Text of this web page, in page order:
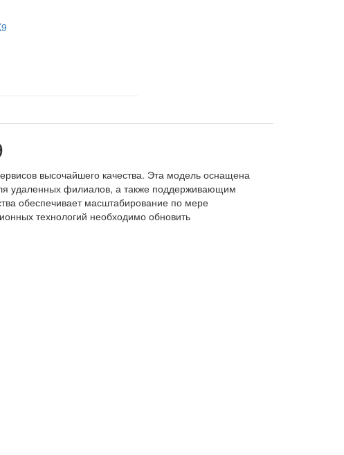
высочайшего качества. Эта модель оснащена
удаленных филиалов, а также поддерживающим
обеспечивает масштабирование по мере
технологий необходимо обновить